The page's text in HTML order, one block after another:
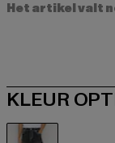
Het artikel valt
KLEUR